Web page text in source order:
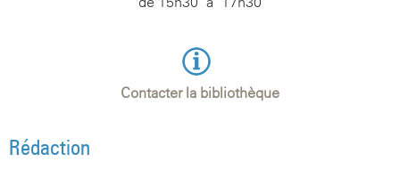
Contacter la bibliothèque
Rédaction